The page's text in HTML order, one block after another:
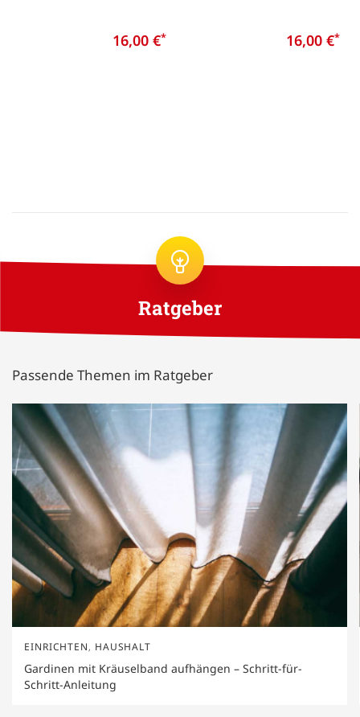
16,00 €* 16,00 €*
Ratgeber
Passende Themen im Ratgeber
Gardinen mit Kräuselband aufhängen – Schritt-für-
Schritt-Anleitung
EINRICHTEN, HAUSHALT